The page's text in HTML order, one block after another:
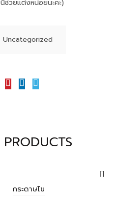
ช่วยแต่งหน่อยนะคะ)
Uncategorized
กระดาษไข